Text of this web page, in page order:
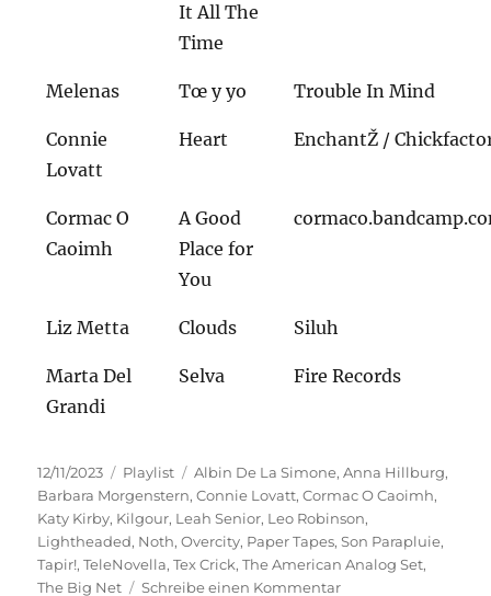
It All The
Time
Melenas Tœ y yo Trouble In Mind
Connie
Lovatt
Heart EnchantŽ /
Cormac O
Caoimh
A Good
Place for
You
Liz Metta Clouds Siluh
Marta Del
Grandi
Selva Fire Records
Veröffentlicht
am
12/11/2023 Kategorien
Playlist Schlagwörter
Albin De La Simone,Anna Hillburg,
Barbara Morgenstern,Connie Lovatt,Cormac O Caoimh,
Katy Kirby, Kilgour, Leah Senior, Leo Robinson,
Lightheaded, Noth,Overcity, Paper Tapes,Son Parapluie,
Tapir!,TeleNovella,Tex Crick,The American Analog Set,
The Big Net
Schreibe einen Kommentarzu